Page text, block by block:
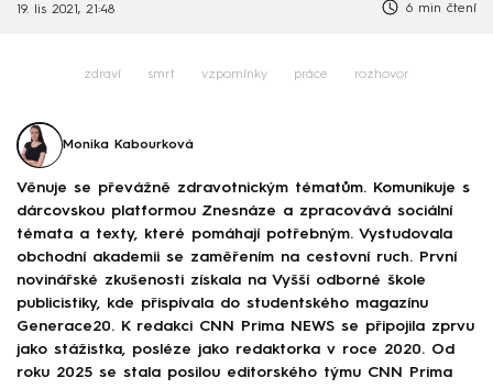
19. lis 2021, 21:48 6 min čtení
zdraví smrt vzpomínky práce rozhovor
Monika Kabourková
Věnuje se převážně zdravotnickým tématům. Komunikuje s
dárcovskou platformou Znesnáze a zpracovává sociální
témata a texty, které pomáhají potřebným. Vystudovala
obchodní akademii se zaměřením na cestovní ruch. První
novinářské zkušenosti získala na Vyšší odborné škole
publicistiky, kde přispívala do studentského magazínu
Generace20. K redakci CNN Prima NEWS se připojila zprvu
jako stážistka, posléze jako redaktorka v roce 2020. Od
roku 2025 se stala posilou editorského týmu CNN Prima